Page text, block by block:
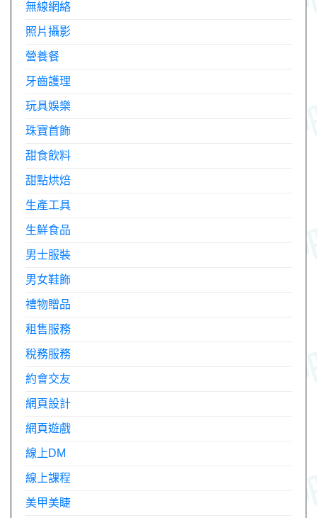
無線網絡
照片攝影
營養餐
牙齒護理
玩具娛樂
珠寶首飾
甜食飲料
甜點烘焙
生產工具
生鮮食品
男士服裝
男女鞋飾
禮物贈品
租售服務
稅務服務
約會交友
網頁設計
網頁遊戲
線上DM
線上課程
美甲美睫